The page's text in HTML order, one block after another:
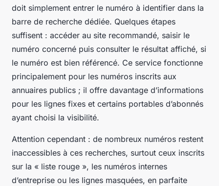
doit simplement entrer le numéro à identifier dans la
barre de recherche dédiée. Quelques étapes
suffisent : accéder au site recommandé, saisir le
numéro concerné puis consulter le résultat affiché, si
le numéro est bien référencé. Ce service fonctionne
principalement pour les numéros inscrits aux
annuaires publics ; il offre davantage d’informations
pour les lignes fixes et certains portables d’abonnés
ayant choisi la visibilité.
Attention cependant : de nombreux numéros restent
inaccessibles à ces recherches, surtout ceux inscrits
sur la « liste rouge », les numéros internes
d’entreprise ou les lignes masquées, en parfaite